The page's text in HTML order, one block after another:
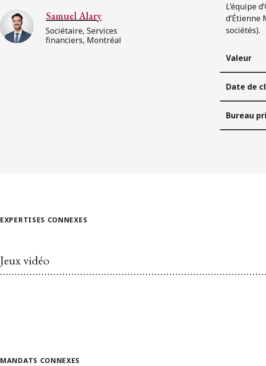
Samuel Alary
Sociétaire, Services
financiers, Montréal
L’équipe
d’Étienne
sociétés).
Valeur
Date de
Bureau
EXPERTISES CONNEXES
Jeux vidéo
MANDATS CONNEXES